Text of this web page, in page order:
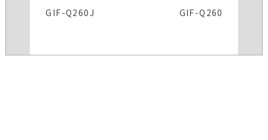
GIF-Q260J
GIF-Q260